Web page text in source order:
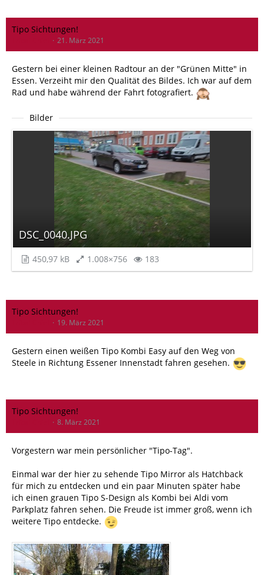
Tipo Sichtungen!
21. März 2021
Gestern bei einer kleinen Radtour an der "Grünen Mitte" in
Essen. Verzeiht mir den Qualität des Bildes. Ich war auf dem
Rad und habe während der Fahrt fotografiert.
Bilder
DSC_0040.JPG
450,97 kB 1.008×756 183
Tipo Sichtungen!
19. März 2021
Gestern einen weißen Tipo Kombi Easy auf den Weg von
Steele in Richtung Essener Innenstadt fahren gesehen.
Tipo Sichtungen!
8. März 2021
Vorgestern war mein persönlicher "Tipo-Tag".
Einmal war der hier zu sehende Tipo Mirror als Hatchback
für mich zu entdecken und ein paar Minuten später habe
ich einen grauen Tipo S-Design als Kombi bei Aldi vom
Parkplatz fahren sehen. Die Freude ist immer groß, wenn ich
weitere Tipo entdecke.